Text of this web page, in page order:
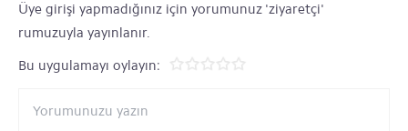
Üye girişi yapmadığınız için yorumunuz 'ziyaretçi'
rumuzuyla yayınlanır.
Bu uygulamayı oylayın: